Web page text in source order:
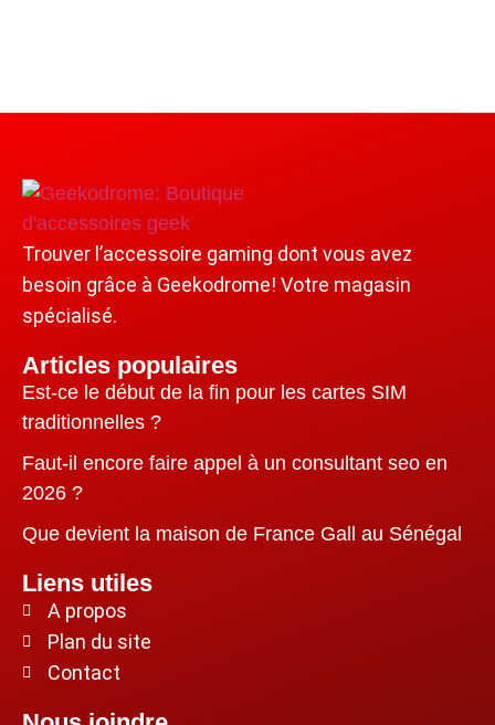
Trouver l’accessoire gaming dont vous avez
besoin grâce à Geekodrome! Votre magasin
spécialisé.
Articles populaires
Est-ce le début de la fin pour les cartes SIM
traditionnelles ?
Faut-il encore faire appel à un consultant seo en
2026 ?
Que devient la maison de France Gall au Sénégal
Liens utiles
A propos
Plan du site
Contact